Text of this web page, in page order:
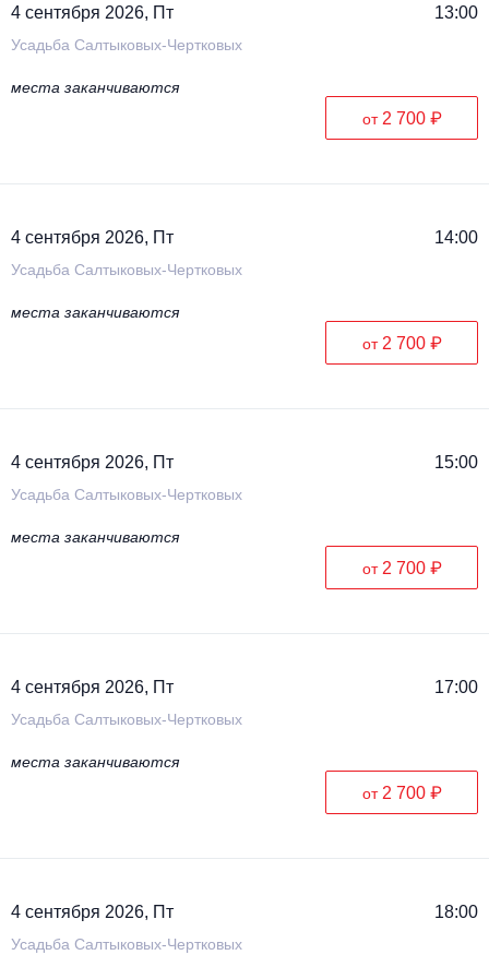
4 сентября 2026, Пт 13:00
Усадьба Салтыковых-Чертковых
места заканчиваются
от 2 700 ₽
4 сентября 2026, Пт 14:00
Усадьба Салтыковых-Чертковых
места заканчиваются
от 2 700 ₽
4 сентября 2026, Пт 15:00
Усадьба Салтыковых-Чертковых
места заканчиваются
от 2 700 ₽
4 сентября 2026, Пт 17:00
Усадьба Салтыковых-Чертковых
места заканчиваются
от 2 700 ₽
4 сентября 2026, Пт 18:00
Усадьба Салтыковых-Чертковых